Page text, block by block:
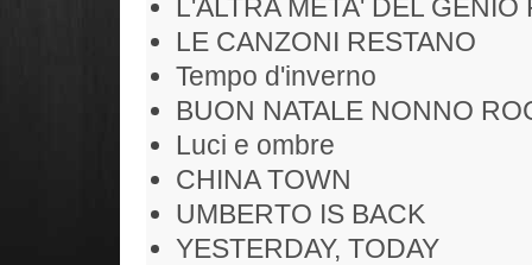
L'ALTRA META' DEL GENIO
LE CANZONI RESTANO
Tempo d'inverno
BUON NATALE NONNO
Luci e ombre
CHINA TOWN
UMBERTO IS BACK
YESTERDAY, TODAY